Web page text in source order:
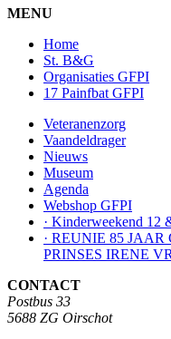
MENU
Home
St. B&G
Organisaties GFPI
17 Painfbat GFPI
Veteranenzorg
Vaandeldrager
Nieuws
Museum
Agenda
Webshop GFPI
· Kinderweekend 12
· REUNIE 85
PRINSES IRENE
CONTACT
Postbus 33
5688 ZG Oirschot